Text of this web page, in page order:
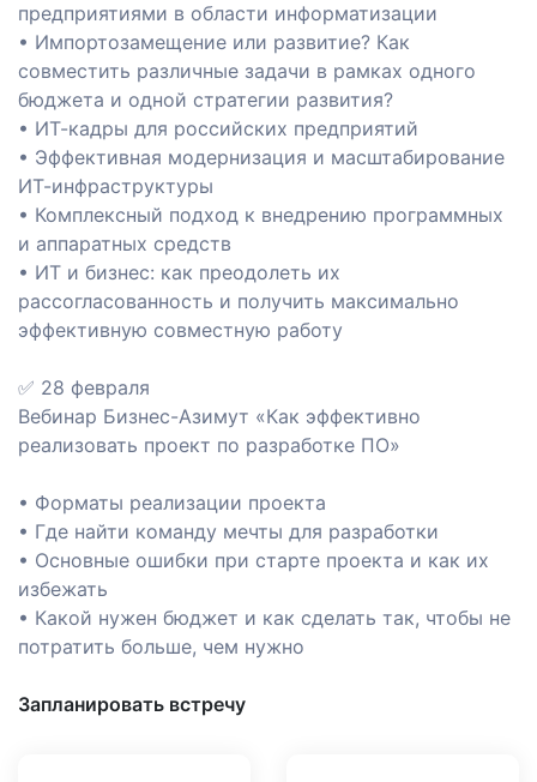
предприятиями в области информатизации
• Импортозамещение или развитие? Как
совместить различные задачи в рамках одного
бюджета и одной стратегии развития?
• ИТ-кадры для российских предприятий
• Эффективная модернизация и масштабирование
ИТ-инфраструктуры
• Комплексный подход к внедрению программных
и аппаратных средств
• ИТ и бизнес: как преодолеть их
рассогласованность и получить максимально
эффективную совместную работу
✅ 28 февраля
Вебинар Бизнес-Азимут «Как эффективно
реализовать проект по разработке ПО»
• Форматы реализации проекта
• Где найти команду мечты для разработки
• Основные ошибки при старте проекта и как их
избежать
• Какой нужен бюджет и как сделать так, чтобы не
потратить больше, чем нужно
Запланировать встречу